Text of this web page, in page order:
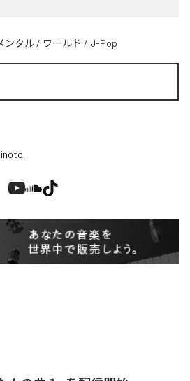
ンタル / ワールド / J-Pop